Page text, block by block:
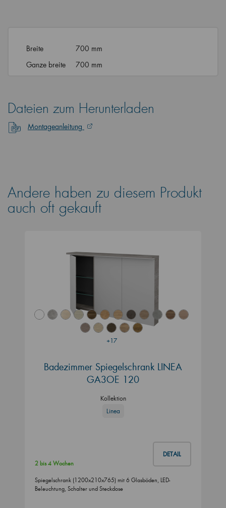
Breite
700 mm
Ganze breite
700 mm
Dateien zum Herunterladen
Montageanleitung
Andere haben zu diesem Produkt
auch oft gekauft
+17
Badezimmer Spiegelschrank LINEA
GA3OE 120
Kollektion
Linea
DETAIL
2 bis 4 Wochen
Spiegelschrank (1200x210x765) mit 6 Glasböden, LED-
Beleuchtung, Schalter und Steckdose